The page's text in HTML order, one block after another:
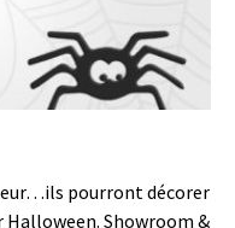
pourront décorer
Showroom &